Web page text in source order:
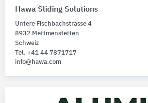
Hawa Sliding Solutions
Untere Fischbachstrasse 4
8932 Mettmenstetten
Schweiz
Tel. +41 44 7871717
info@hawa.com